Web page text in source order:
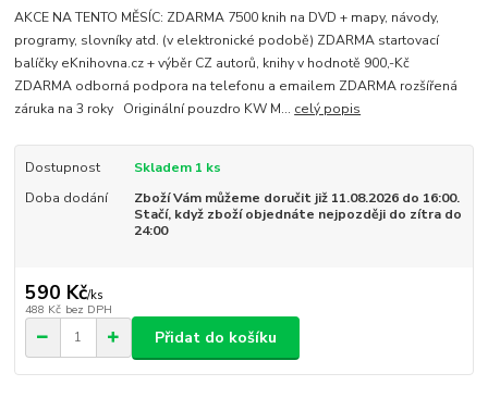
AKCE NA TENTO MĚSÍC: ZDARMA 7500 knih na DVD + mapy, návody,
programy, slovníky atd. (v elektronické podobě) ZDARMA startovací
balíčky eKnihovna.cz + výběr CZ autorů, knihy v hodnotě 900,-Kč
ZDARMA odborná podpora na telefonu a emailem ZDARMA rozšířená
záruka na 3 roky Originální pouzdro KW M... celý popis
Dostupnost
Skladem 1 ks
Doba dodání
Zboží Vám můžeme doručit již 11.08.2026 do 16:00.
Stačí, když zboží objednáte nejpozději do zítra do
24:00
590 Kč/ks
488 Kč bez DPH
Přidat do košíku